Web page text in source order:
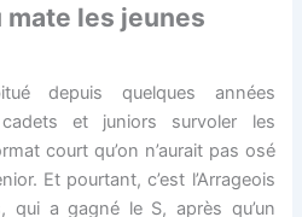
mate les jeunes
depuis quelques années
et juniors survoler les
court qu’on n’aurait pas osé
Et pourtant, c’est l’Arrageois
qui a gagné le S, après qu’un